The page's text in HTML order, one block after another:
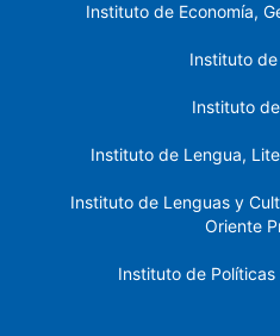
Instituto de Economía,
Instituto de
Instituto
Instituto de Lengua,
Instituto de Lenguas y
Oriente
Instituto de